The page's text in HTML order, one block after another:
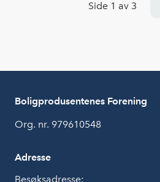
Side 1 av 3
Boligprodusentenes Forening
Org. nr. 979610548
Adresse
Besøksadresse: